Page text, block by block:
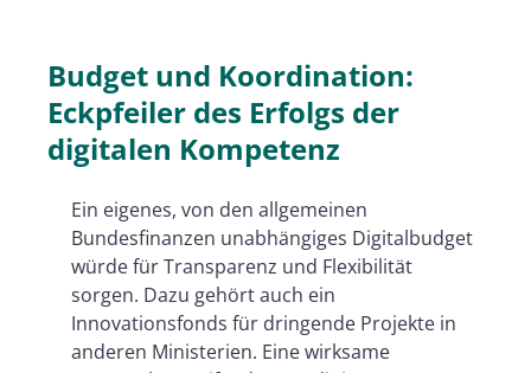
Budget und Koordination:
Eckpfeiler des Erfolgs der
digitalen Kompetenz
Ein eigenes, von den allgemeinen
Bundesfinanzen unabhängiges Digitalbudget
würde für Transparenz und Flexibilität
sorgen. Dazu gehört auch ein
Innovationsfonds für dringende Projekte in
anderen Ministerien. Eine wirksame